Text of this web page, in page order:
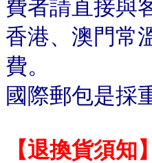
費者請直接與
香港、澳門常
費。
國際郵包是採
【退換貨須知】